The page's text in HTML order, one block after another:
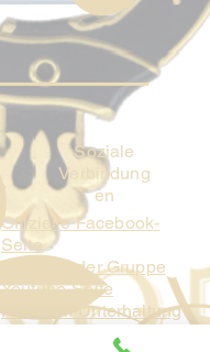
Soziale
Verbindung
en
Offizielle Facebook-
Seite
Fanpage der Gruppe
Youtube-Seite
ParaFam-Unterhaltung
ParaFam-Studios